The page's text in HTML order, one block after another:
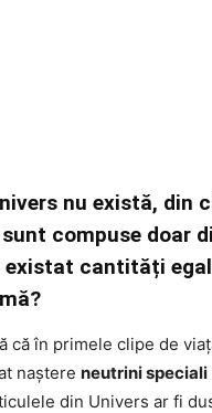
nu există, din
compuse doar
existat cantități
că în primele clipe de
naștere neutrini speciali
din Univers ar fi